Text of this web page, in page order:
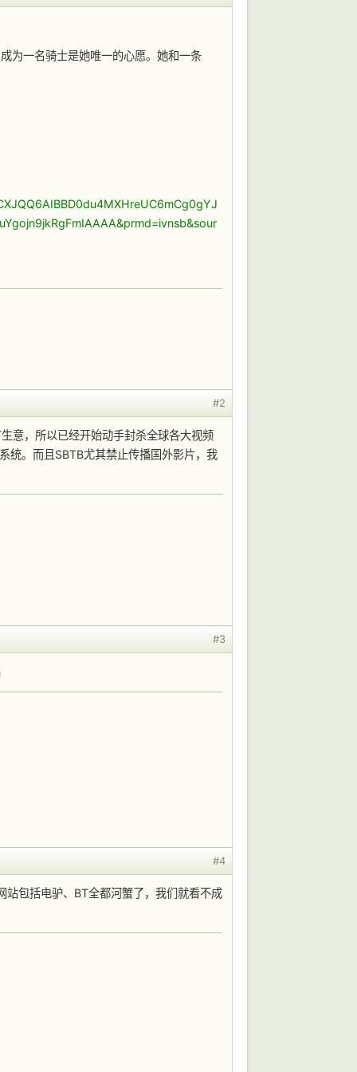
为一名骑士是她唯一的心愿。她和一条
#2
意，所以已经开始动手封杀全球各大视频
统。而且SBTB尤其禁止传播国外影片，我
#3
#4
站包括电驴、BT全都河蟹了，我们就看不成